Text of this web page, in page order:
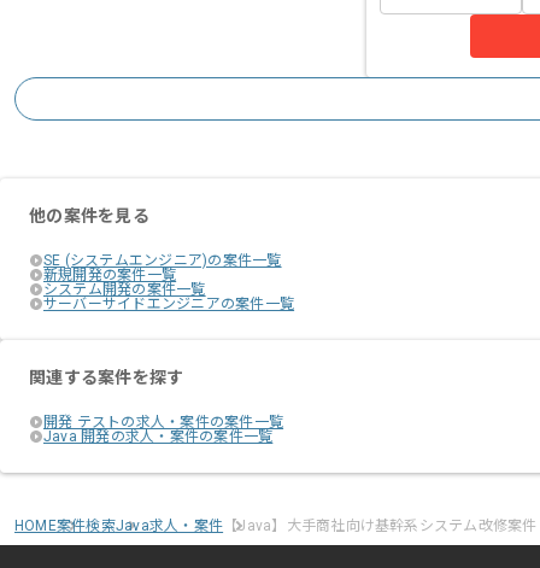
他の案件を見る
SE (システムエンジニア)の案件一覧
新規開発の案件一覧
システム開発の案件一覧
サーバーサイドエンジニアの案件一覧
関連する案件を探す
開発 テストの求人・案件の案件一覧
Java 開発の求人・案件の案件一覧
HOME案件検索Java求人・案件 【Java】大手商社向け基幹系システム改修案件